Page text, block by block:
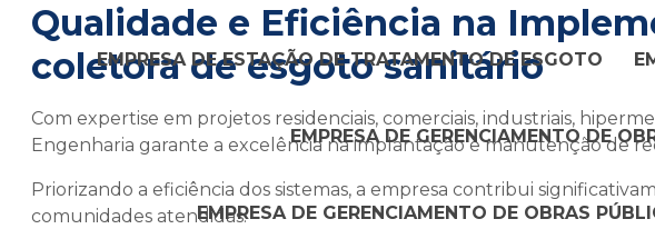
EMPRESA DE ESTAÇÃO DE TRATAMENTO DE ESGOTO
EMPRESA DE GERENCIAMENTO DE
EMPRESA DE GERENCIAMENTO DE OBRAS
Qualidade e Eficiência na
coletora de esgoto sanitário
Com expertise em projetos residenciais, comerciais, industriais,
Engenharia garante a excelência na implantação e manutenção de
Priorizando a eficiência dos sistemas, a empresa contribui
comunidades atendidas.